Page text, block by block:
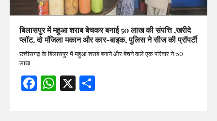
बिलासपुर में महुआ शराब बेचकर बनाई 50 लाख की संपत्ति ,खरीदे
प्लॉट, दो मंजिला मकान और कार-बाइक, पुलिस ने सीज की प्रॉपर्टी
छत्तीसगढ़ के बिलासपुर में महुआ शराब बनाने और बेचने वाले एक परिवार ने 50
लाख…
Facebook
WhatsApp
X